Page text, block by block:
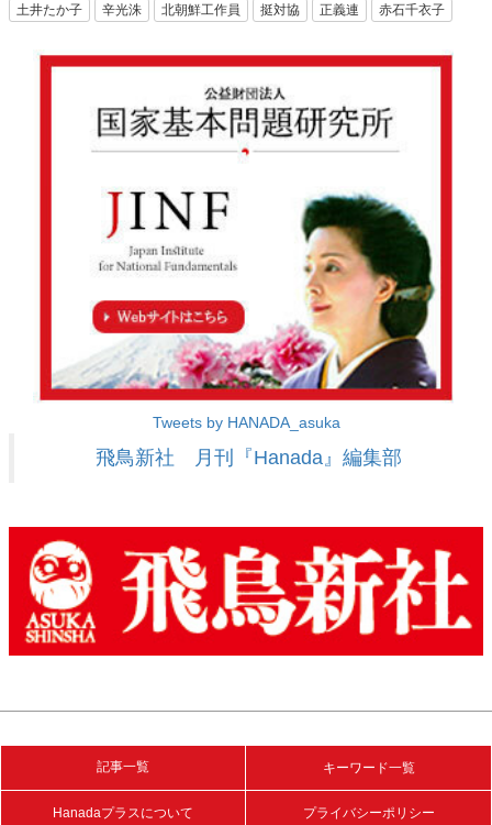
土井たか子 辛光洙 北朝鮮工作員 挺対協 正義連 赤石千衣子
Tweets by HANADA_asuka
飛鳥新社 月刊『Hanada』編集部
記事一覧 キーワード一覧
Hanadaプラスについて プライバシーポリシー